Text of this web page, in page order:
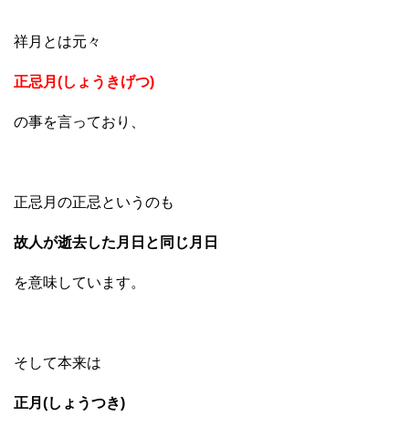
祥月とは元々
正忌月(しょうきげつ)
の事を言っており、
正忌月の正忌というのも
故人が逝去した月日と同じ月日
を意味しています。
そして本来は
正月(しょうつき)